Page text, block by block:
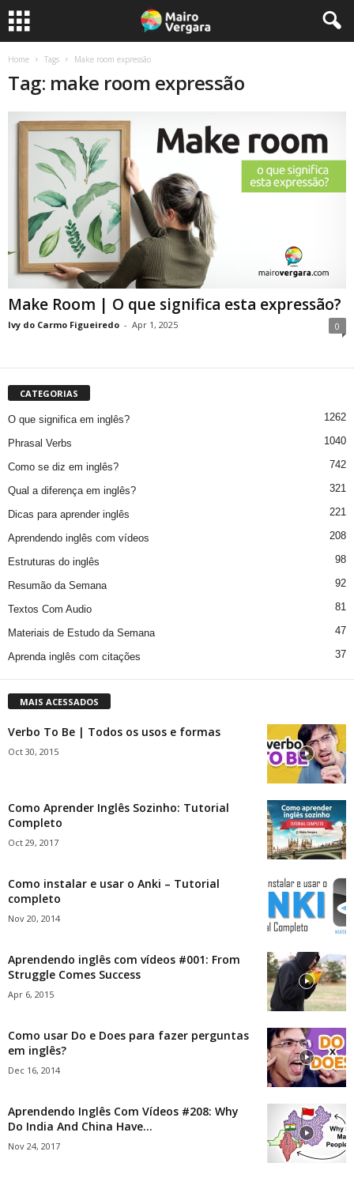
Home Tags Make room expressão
Tag: make room expressão
Make Room | O que significa esta expressão?
Ivy do Carmo Figueiredo - Apr 1, 2025 0
CATEGORIAS
O que significa em inglês? 1262
Phrasal Verbs 1040
Como se diz em inglês? 742
Qual a diferença em inglês? 321
Dicas para aprender inglês 221
Aprendendo inglês com vídeos 208
Estruturas do inglês 98
Resumão da Semana 92
Textos Com Audio 81
Materiais de Estudo da Semana 47
Aprenda inglês com citações 37
MAIS ACESSADOS
Verbo To Be | Todos os usos e formas
Oct 30, 2015
Como Aprender Inglês Sozinho: Tutorial
Completo
Oct 29, 2017
Como instalar e usar o Anki – Tutorial
completo
Nov 20, 2014
Aprendendo inglês com vídeos #001: From
Struggle Comes Success
Apr 6, 2015
Como usar Do e Does para fazer perguntas
em inglês?
Dec 16, 2014
Aprendendo Inglês Com Vídeos #208: Why
Do India And China Have...
Nov 24, 2017